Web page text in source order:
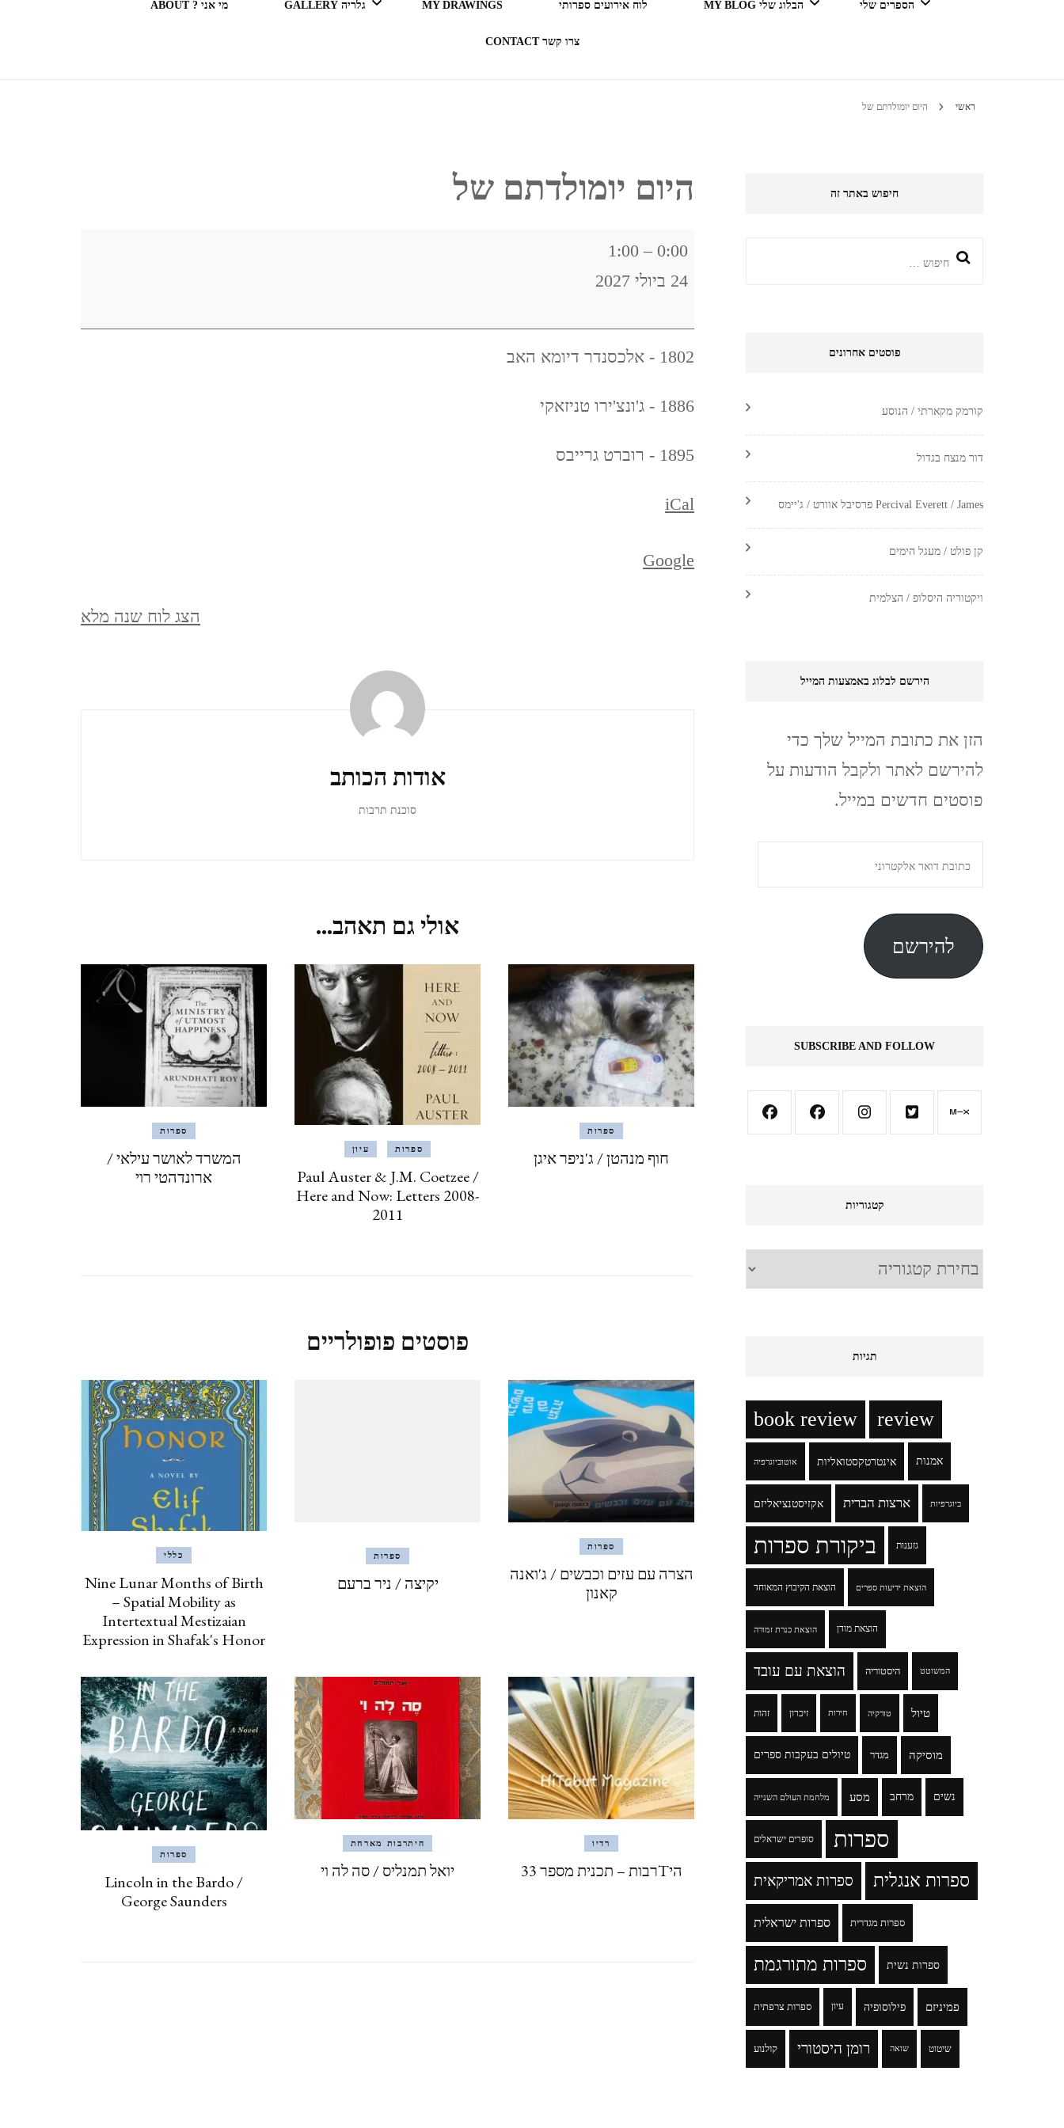
הספרים שלי הבלוג שלי MY BLOG
רדיו RADIO
לוח אירועים ספרותי MY DRAWINGS גלריה GALLERY
NORTH OF THE
COUNTRY, WINTER-
SPRING, MARCH
נגב – עין עבדת ושדה בוקר –
מנצ'סטר,MANCHESTER
ינואר, 2020
ISTANBUL, TURKEY
BARCELONA
אילת וטאבה (מ 2017) EILAT
& TABA
פראג, אוגוסט, 2017 PRAGUE
CZECH REPUBLIC
וארנה (מ 2015) VARNA,
מי אני ? ABOUT
צרו קשר CONTACT
ראשי היום יומולדתם של
היום יומולדתם של
היום
יומולדתם
0:00
–
1:00
24 ביולי 2027
1802 - אלכסנדר דיומא האב
1886 - ג'ונצ'ירו טניזאקי
1895 - רוברט גרייבס
iCal
Google
הצג לוח שנה מלא
אודות הכותב
סוכנת תרבות
אולי גם תאהב...
ספרות
חוף מנהטן / ג'ניפר איגן ספרות עיון
Paul Auster & J.M. Coetzee /
Here and Now: Letters 2008-
2011
ספרות
המשרד לאושר עילאי /
ארונדהטי רוי
פוסטים פופולריים
ספרות
הצרה עם עזים וכבשים / ג'ואנה
קאנון
ספרות
יקיצה / ניר ברעם
כללי
Nine Lunar Months of Birth
– Spatial Mobility as
Intertextual Mestizaian
Expression in Shafak's Honor
רדיו
היTרבות – תכנית מספר 33
היתרבות מארחת
יואל תמנליס / סה לה וי
ספרות
Lincoln in the Bardo /
George Saunders
חיפוש באתר זה
חיפוש:
פוסטים אחרונים
קורמק מקארתי / הנוסע
דור מנצח בגדול
Percival Everett / James פרסיבל אוורט / ג'יימס
קן פולט / מעגל הימים
ויקטוריה היסלופ / הצלמית
הירשם לבלוג באמצעות המייל
הזן את כתובת המייל שלך כדי
להירשם לאתר ולקבל הודעות על
פוסטים חדשים במייל.
דואר
אלקטרוני
להירשם
SUBSCRIBE AND FOLLOW
קטגוריות
קטגוריות
תגיות
book review review
אוטוביוגרפיה אינטרטקסטואליות אמנות
אקזיסטנציאליזם ארצות הברית ביוגרפיות
ביקורת ספרות גזענות
הוצאת הקיבוץ המאוחד הוצאת ידיעות ספרים
הוצאת כנרת זמורה הוצאת מודן
הוצאת עם עובד היסטוריה המשוטט
זהות זיכרון חירות טורקיה טיול
טיולים בעקבות ספרים מגדר מוסיקה
מלחמת העולם השנייה מסע מרחב נשים
סופרים ישראלים ספרות
ספרות אמריקאית ספרות אנגלית
ספרות ישראלית ספרות מגדרית
ספרות מתורגמת ספרות נשית
ספרות צרפתית עיון פילוסופיה פמיניזם
קולנוע רומן היסטורי שואה שיטוט